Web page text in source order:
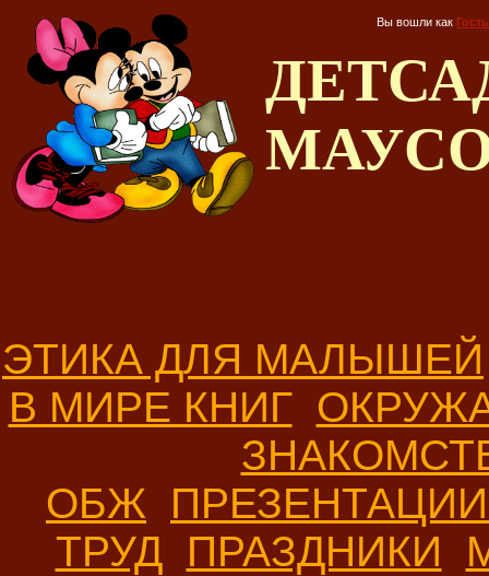
Вы вошли как Гость
ЭТИКА ДЛЯ МАЛЫШЕЙ
В МИРЕ КНИГ
ОБЖ
ТРУД ПРАЗДНИКИ